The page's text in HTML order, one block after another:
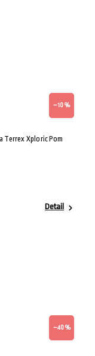
–10 %
Terrex Xploric Pom
Detail
–40 %